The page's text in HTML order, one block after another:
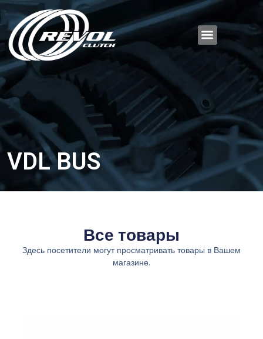
VDL BUS
Все товары
Здесь посетители могут просматривать товары в Вашем
магазине.